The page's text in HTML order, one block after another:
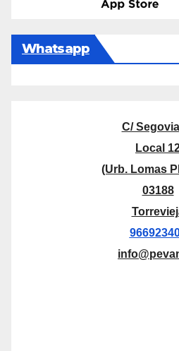
Whatsapp
C/
Local
(Urb. Lomas
03188